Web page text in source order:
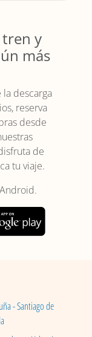
y
más
descarga
reserva
desde
de
tu viaje.
- Santiago de